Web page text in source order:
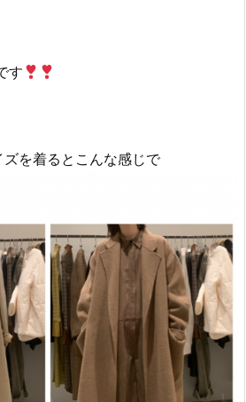
す
を着るとこんな感じで